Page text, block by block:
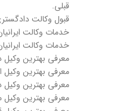
قبلی.
قبول وکالت
خدمات وکالت
خدمات وکالت
معرفی بهترین وکیل
معرفی بهترین وکیل
معرفی بهترین وکیل
معرفی بهترین وکیل